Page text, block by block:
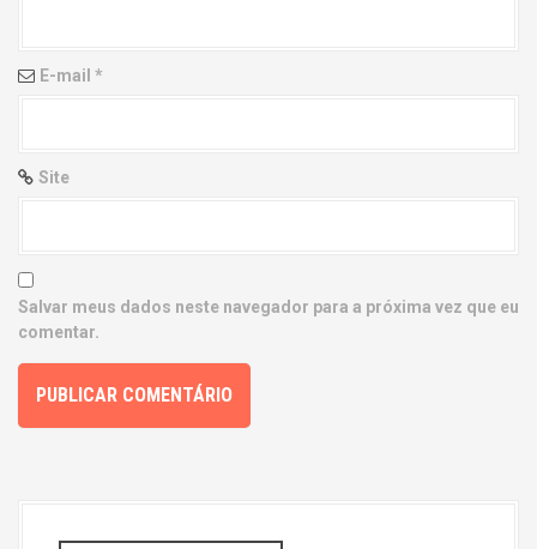
n E-mail *
Site
Salvar meus dados neste navegador para a próxima vez que eu
comentar.